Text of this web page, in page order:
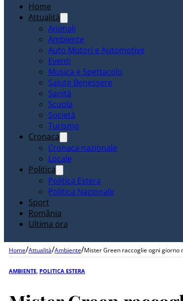
Home
Attualità
Animali
Ambiente
Auto Motori e Automotive
Eventi
Musica e Spettacolo
Salute Benessere
Sanità
Scuola
Società
Turismo
Cronaca
Cronaca nazionale
Locale
Politica
Politica Estera
Politica Nazionale
Sport
România
Ultima ora
Home/Attualità/Ambiente/Mister Green raccoglie ogni giorno
AMBIENTE POLITICA ESTERA